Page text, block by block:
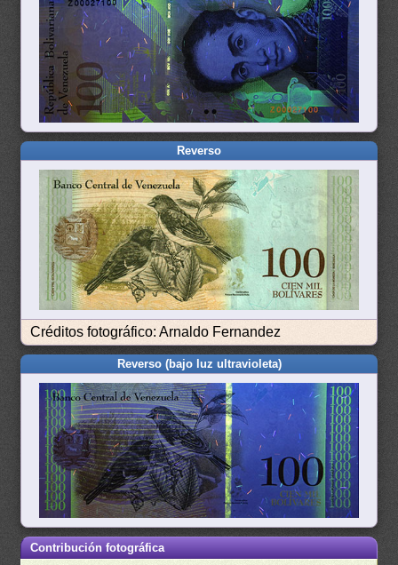
Reverso
Créditos fotográfico: Arnaldo Fernandez
Reverso (bajo luz ultravioleta)
Contribución fotográfica